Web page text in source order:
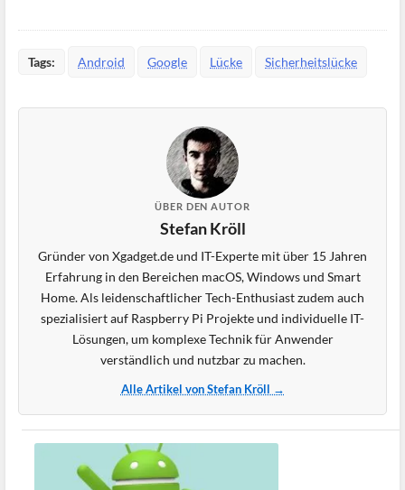
Tags: Android Google Lücke Sicherheitslücke
ÜBER DEN AUTOR
Stefan Kröll
Gründer von Xgadget.de und IT-Experte mit über 15 Jahren
Erfahrung in den Bereichen macOS, Windows und Smart
Home. Als leidenschaftlicher Tech-Enthusiast zudem auch
spezialisiert auf Raspberry Pi Projekte und individuelle IT-
Lösungen, um komplexe Technik für Anwender
verständlich und nutzbar zu machen.
Alle Artikel von Stefan Kröll →